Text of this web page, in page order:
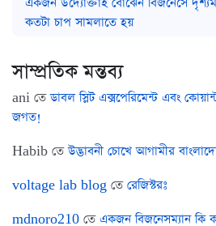
কতটা চাপ সামলাতে হয়
সাম্প্রতিক মন্তব্য
ani তেডাবল স্লিট এক্সপেরিমেন্ট এবং
জগত!
Habib তেউদ্ভাবনী চোখে আগামীর
voltage lab blog তেরেজিস্টরঃ
mdnoro210 তেএকজন বিজনেসম্যান কি